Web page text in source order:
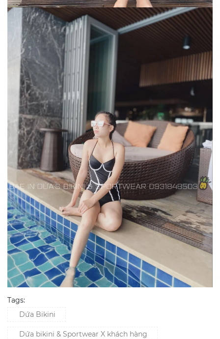
Tags:
Dứa Bikini
Dứa bikini & Sportwear X khách hàng